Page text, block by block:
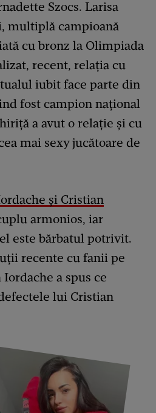
Szocs. Larisa
multiplă campioană
cu bronz la Olimpiada
recent, relația cu
iubit face parte din
fost campion național
a avut o relație și cu
mai sexy jucătoare de
și Cristian
armonios, iar
este bărbatul potrivit.
recente cu fanii pe
a spus ce
lui Cristian